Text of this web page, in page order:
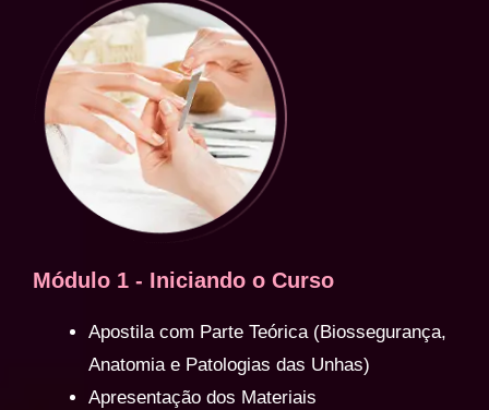
Módulo 1 - Iniciando o Curso
Apostila com Parte Teórica (Biossegurança,
Anatomia e Patologias das Unhas)
Apresentação dos Materiais